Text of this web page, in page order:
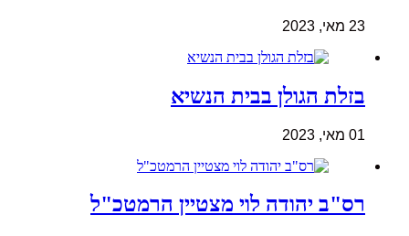
23 מאי, 2023
בזלת הגולן בבית הנשיא
01 מאי, 2023
רס"ב יהודה לוי מצטיין הרמטכ"ל